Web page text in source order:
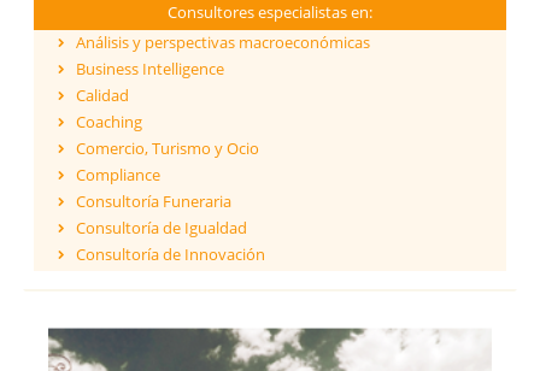
Cantabria
Castellón
Ceuta
Ciudad Real
Córdoba
Cuenca
Girona
Granada
Guadalajara
Huesca
Islas Baleares
Consultores especialistas en:
Análisis y perspectivas macroeconómicas
Business Intelligence
Calidad
Coaching
Comercio, Turismo y Ocio
Compliance
Consultoría Funeraria
Consultoría de Igualdad
Consultoría de Innovación
Eficiencia Energética
Financiación de proyectos internacionales